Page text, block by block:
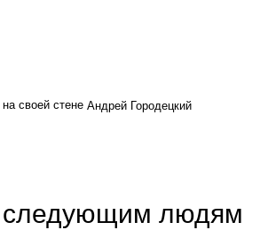
своей стене Андрей Городецкий
следующим людям